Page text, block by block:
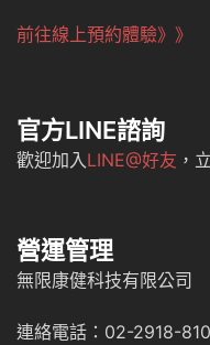
前往線上預約體驗》》
官方LINE諮詢
歡迎加入LINE@好友 ，
營運管理
無限康健科技有限公司
連絡電話：02-2918-